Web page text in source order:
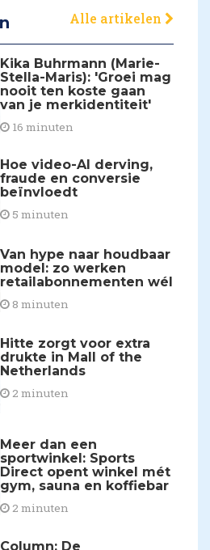
Alle artikelen
Kika Buhrmann (Marie-
Stella-Maris): 'Groei mag
nooit ten koste gaan
van je merkidentiteit'
16 minuten
Hoe video-AI derving,
fraude en conversie
beïnvloedt
5 minuten
Van hype naar houdbaar
model: zo werken
retailabonnementen wél
8 minuten
Hitte zorgt voor extra
drukte in Mall of the
Netherlands
2 minuten
Meer dan een
sportwinkel: Sports
Direct opent winkel mét
gym, sauna en koffiebar
2 minuten
Column: De